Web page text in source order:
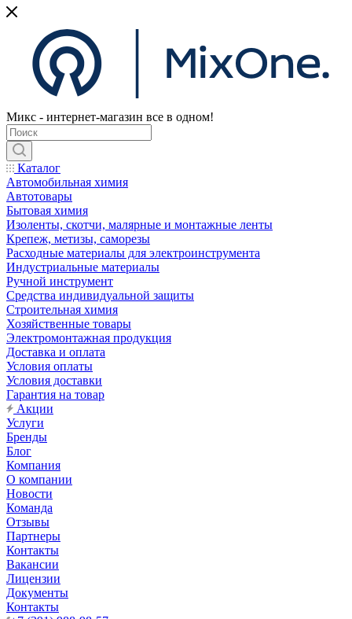
Микс - интернет-магазин все в одном!
Каталог
Автомобильная химия
Автотовары
Бытовая химия
Изоленты, скотчи, малярные и монтажные ленты
Крепеж, метизы, саморезы
Расходные материалы для электроинструмента
Индустриальные материалы
Ручной инструмент
Средства индивидуальной защиты
Строительная химия
Хозяйственные товары
Электромонтажная продукция
Доставка и оплата
Условия оплаты
Условия доставки
Гарантия на товар
Акции
Услуги
Бренды
Блог
Компания
О компании
Новости
Команда
Отзывы
Партнеры
Контакты
Вакансии
Лицензии
Документы
Контакты